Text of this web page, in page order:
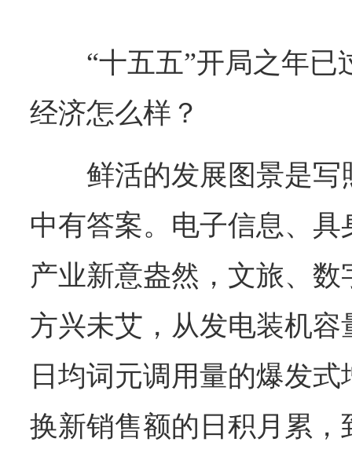
“十五五”开局之年
经济怎么样？
鲜活的发展图景是
中有答案。电子信息、
产业新意盎然，文旅、
方兴未艾，从发电装机
日均词元调用量的爆发
换新销售额的日积月累